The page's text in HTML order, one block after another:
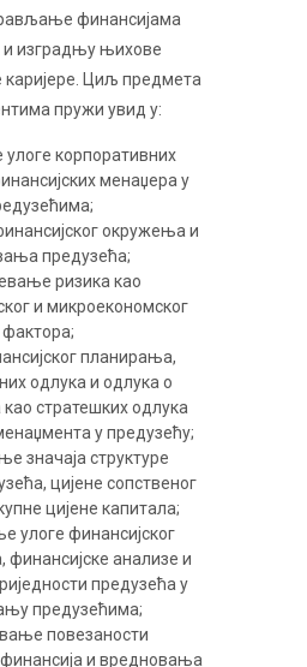
финансијама
и изградњу њихове
Циљ предмета
пружи увид у:
корпоративних
менаџера у
окружења и
предузећа;
ризика као
и микроекономског
фактора;
планирања,
одлука и одлука о
стратешких одлука
у предузећу;
значаја структуре
цијене сопственог
цијене капитала;
улоге финансијског
финансијске анализе и
предузећа у
предузећима;
повезаности
и вредновања